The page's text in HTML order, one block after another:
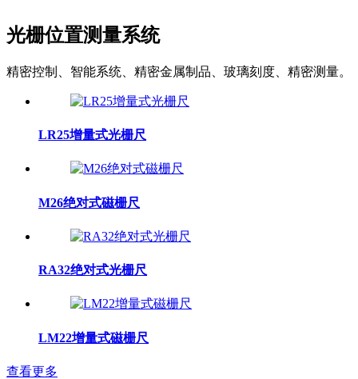
光栅位置测量系统
精密控制、智能系统、精密金属制品、玻璃刻度、精密测量。
LR25增量式光栅尺
M26绝对式磁栅尺
RA32绝对式光栅尺
LM22增量式磁栅尺
查看更多